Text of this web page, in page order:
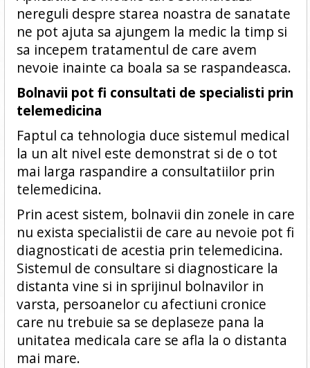
nereguli despre starea noastra de sanatate
ne pot ajuta sa ajungem la medic la timp si
sa incepem tratamentul de care avem
nevoie inainte ca boala sa se raspandeasca.
Bolnavii pot fi consultati de specialisti prin
telemedicina
Faptul ca tehnologia duce sistemul medical
la un alt nivel este demonstrat si de o tot
mai larga raspandire a consultatiilor prin
telemedicina.
Prin acest sistem, bolnavii din zonele in care
nu exista specialistii de care au nevoie pot fi
diagnosticati de acestia prin telemedicina.
Sistemul de consultare si diagnosticare la
distanta vine si in sprijinul bolnavilor in
varsta, persoanelor cu afectiuni cronice
care nu trebuie sa se deplaseze pana la
unitatea medicala care se afla la o distanta
mai mare.